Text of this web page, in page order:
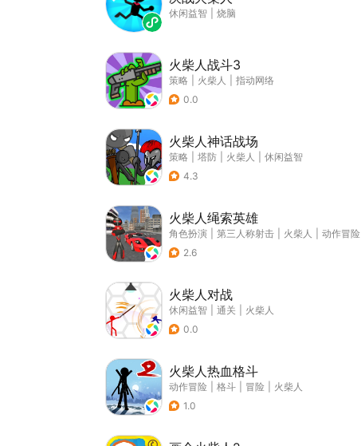
休闲益智 烧脑
火柴人战斗3
策略 火柴人
指动网络
0.0
火柴人神话战场
策略 塔防 火柴人
休闲益智
4.3
火柴人绳索英雄
角色扮演 第三人称射击 火柴人
动作冒险
2.6
火柴人对战
休闲益智 通关
火柴人
0.0
火柴人热血格斗
动作冒险 格斗 冒险
火柴人
1.0